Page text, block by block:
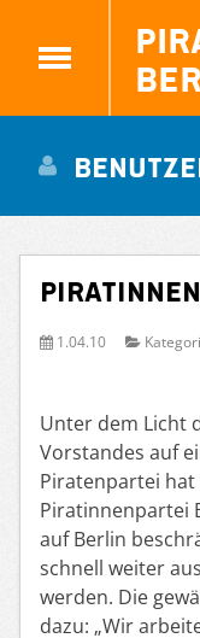
1.04.10
Unter dem Licht
Vorstandes auf
Piratenpartei hat
Piratinnenpartei
auf Berlin
schnell weiter
werden. Die
dazu: „Wir